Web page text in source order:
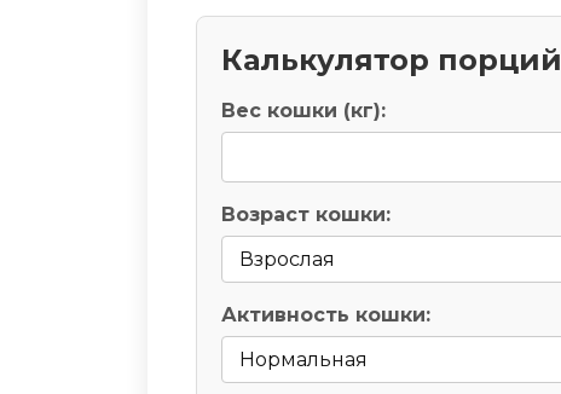
Калькулятор порций
Вес кошки (кг):
Возраст кошки:
Активность кошки: